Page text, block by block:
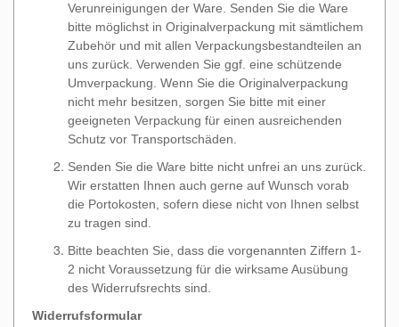
Verunreinigungen der Ware. Senden Sie die Ware
bitte möglichst in Originalverpackung mit sämtlichem
Zubehör und mit allen Verpackungsbestandteilen an
uns zurück. Verwenden Sie ggf. eine schützende
Umverpackung. Wenn Sie die Originalverpackung
nicht mehr besitzen, sorgen Sie bitte mit einer
geeigneten Verpackung für einen ausreichenden
Schutz vor Transportschäden.
Senden Sie die Ware bitte nicht unfrei an uns zurück.
Wir erstatten Ihnen auch gerne auf Wunsch vorab
die Portokosten, sofern diese nicht von Ihnen selbst
zu tragen sind.
Bitte beachten Sie, dass die vorgenannten Ziffern 1-
2 nicht Voraussetzung für die wirksame Ausübung
des Widerrufsrechts sind.
Widerrufsformular